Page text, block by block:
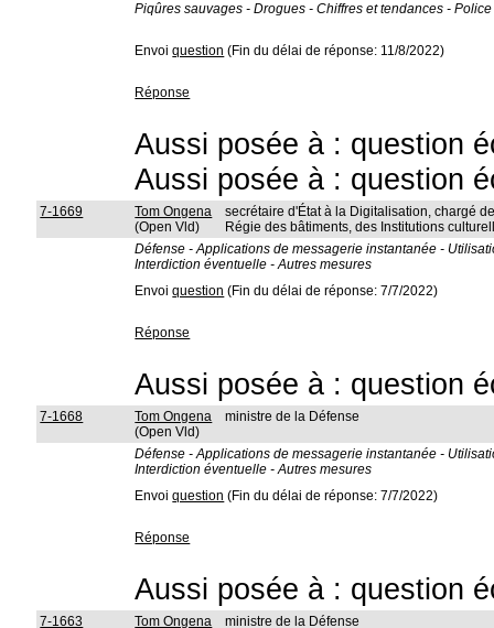
Piqûres sauvages - Drogues - Chiffres et tendances -
Envoiquestion (Fin du délai de réponse: 11/8/2022)
Réponse
Aussi posée à : question
Aussi posée à : question
7-1669
Tom Ongena
(Open Vld)
secrétaire d'État à la Digitalisation, chargé
Régie des bâtiments, des Institutions
Défense - Applications de messagerie instantanée -
Interdiction éventuelle - Autres mesures
Envoiquestion (Fin du délai de réponse: 7/7/2022)
Réponse
Aussi posée à : question
7-1668
Tom Ongena
(Open Vld)
ministre de la Défense
Défense - Applications de messagerie instantanée -
Interdiction éventuelle - Autres mesures
Envoiquestion (Fin du délai de réponse: 7/7/2022)
Réponse
Aussi posée à : question
7-1663 Tom Ongena ministre de la Défense